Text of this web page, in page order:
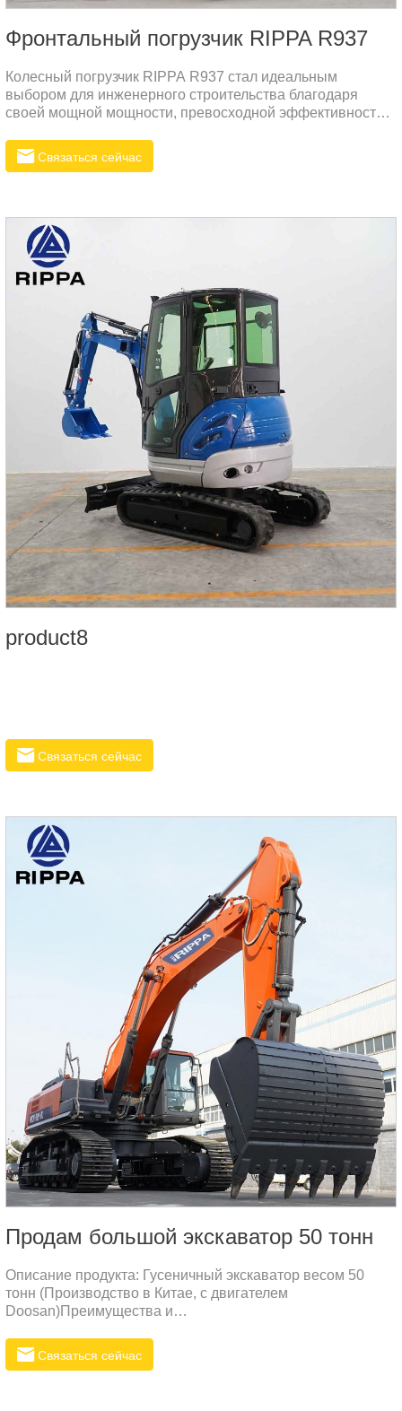
Фронтальный погрузчик RIPPA R937
Колесный погрузчик RIPPA R937 стал идеальным
выбором для инженерного строительства благодаря
своей мощной мощности, превосходной эффективности
долговечности. Оснащенное экологически чистым и
малошумным двигателем, соответствующим нормам
различным строительным потребностям.
Связаться сейчас
product8
Связаться сейчас
Продам большой экскаватор 50 тонн
Описание продукта: Гусеничный экскаватор весом 50
тонн (Производство в Китае, с двигателем
Doosan)Преимущества и
оснащен высокоэффективным двигателем Doosan,
предоставляющим значительную мощность. Это
Связаться сейчас